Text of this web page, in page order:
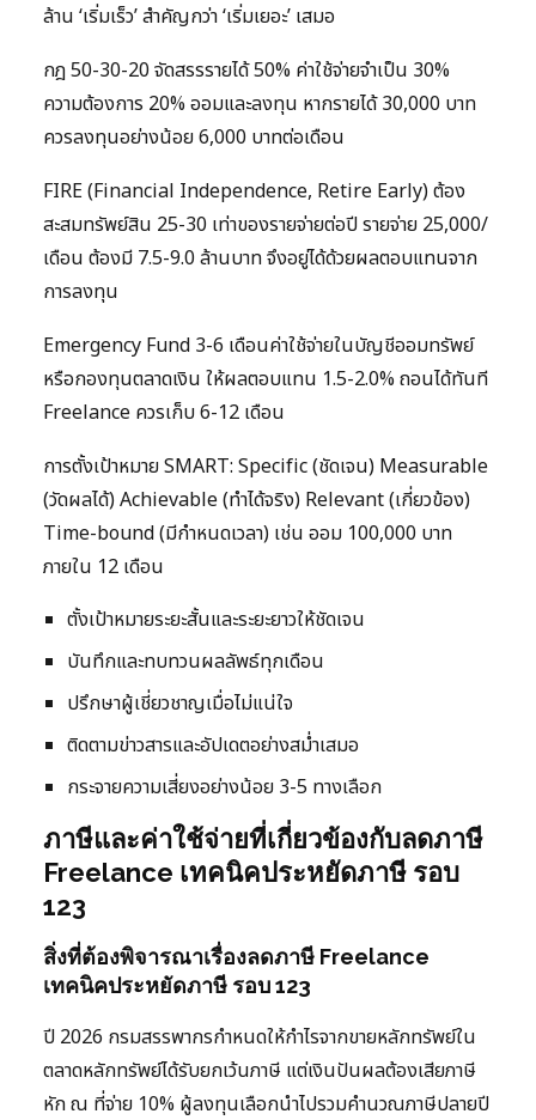
ล้าน ‘เริ่มเร็ว’ สำคัญกว่า ‘เริ่มเยอะ’ เสมอ
กฎ 50-30-20 จัดสรรรายได้ 50% ค่าใช้จ่ายจำเป็น 30%
ความต้องการ 20% ออมและลงทุน หากรายได้ 30,000 บาท
ควรลงทุนอย่างน้อย 6,000 บาทต่อเดือน
FIRE (Financial Independence, Retire Early) ต้อง
สะสมทรัพย์สิน 25-30 เท่าของรายจ่ายต่อปี รายจ่าย 25,000/
เดือน ต้องมี 7.5-9.0 ล้านบาท จึงอยู่ได้ด้วยผลตอบแทนจาก
การลงทุน
Emergency Fund 3-6 เดือนค่าใช้จ่ายในบัญชีออมทรัพย์
หรือกองทุนตลาดเงิน ให้ผลตอบแทน 1.5-2.0% ถอนได้ทันที
Freelance ควรเก็บ 6-12 เดือน
การตั้งเป้าหมาย SMART: Specific (ชัดเจน) Measurable
(วัดผลได้) Achievable (ทำได้จริง) Relevant (เกี่ยวข้อง)
Time-bound (มีกำหนดเวลา) เช่น ออม 100,000 บาท
ภายใน 12 เดือน
ตั้งเป้าหมายระยะสั้นและระยะยาวให้ชัดเจน
บันทึกและทบทวนผลลัพธ์ทุกเดือน
ปรึกษาผู้เชี่ยวชาญเมื่อไม่แน่ใจ
ติดตามข่าวสารและอัปเดตอย่างสม่ำเสมอ
กระจายความเสี่ยงอย่างน้อย 3-5 ทางเลือก
ภาษีและค่าใช้จ่ายที่เกี่ยวข้องกับลดภาษี
Freelance เทคนิคประหยัดภาษี รอบ
123
สิ่งที่ต้องพิจารณาเรื่องลดภาษี Freelance
เทคนิคประหยัดภาษี รอบ 123
ปี 2026 กรมสรรพากรกำหนดให้กำไรจากขายหลักทรัพย์ใน
ตลาดหลักทรัพย์ได้รับยกเว้นภาษี แต่เงินปันผลต้องเสียภาษี
หัก ณ ที่จ่าย 10% ผู้ลงทุนเลือกนำไปรวมคำนวณภาษีปลายปี